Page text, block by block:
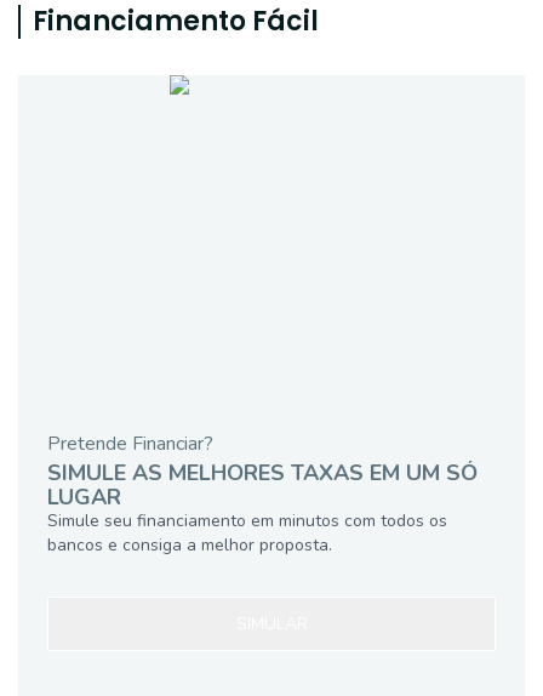
Financiamento Fácil
Pretende Financiar?
SIMULE AS MELHORES TAXAS EM UM SÓ
LUGAR
Simule seu financiamento em minutos com todos os
bancos e consiga a melhor proposta.